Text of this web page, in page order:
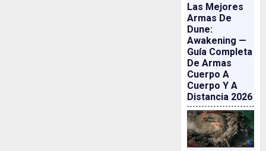
Las Mejores
Armas De
Dune:
Awakening —
Guía Completa
De Armas
Cuerpo A
Cuerpo Y A
Distancia 2026